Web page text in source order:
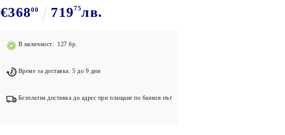
Волейбол
€36800 71975лв.
В наличност: 127 бр.
Време за доставка: 5 до 9 дни
Безплатна доставка до адрес при плащане по банков път